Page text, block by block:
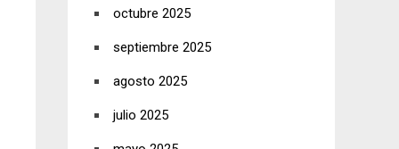
octubre 2025
septiembre 2025
agosto 2025
julio 2025